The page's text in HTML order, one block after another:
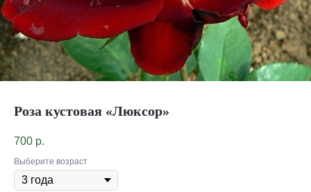
Роза кустовая «Люксор»
700 р.
Выберите возраст